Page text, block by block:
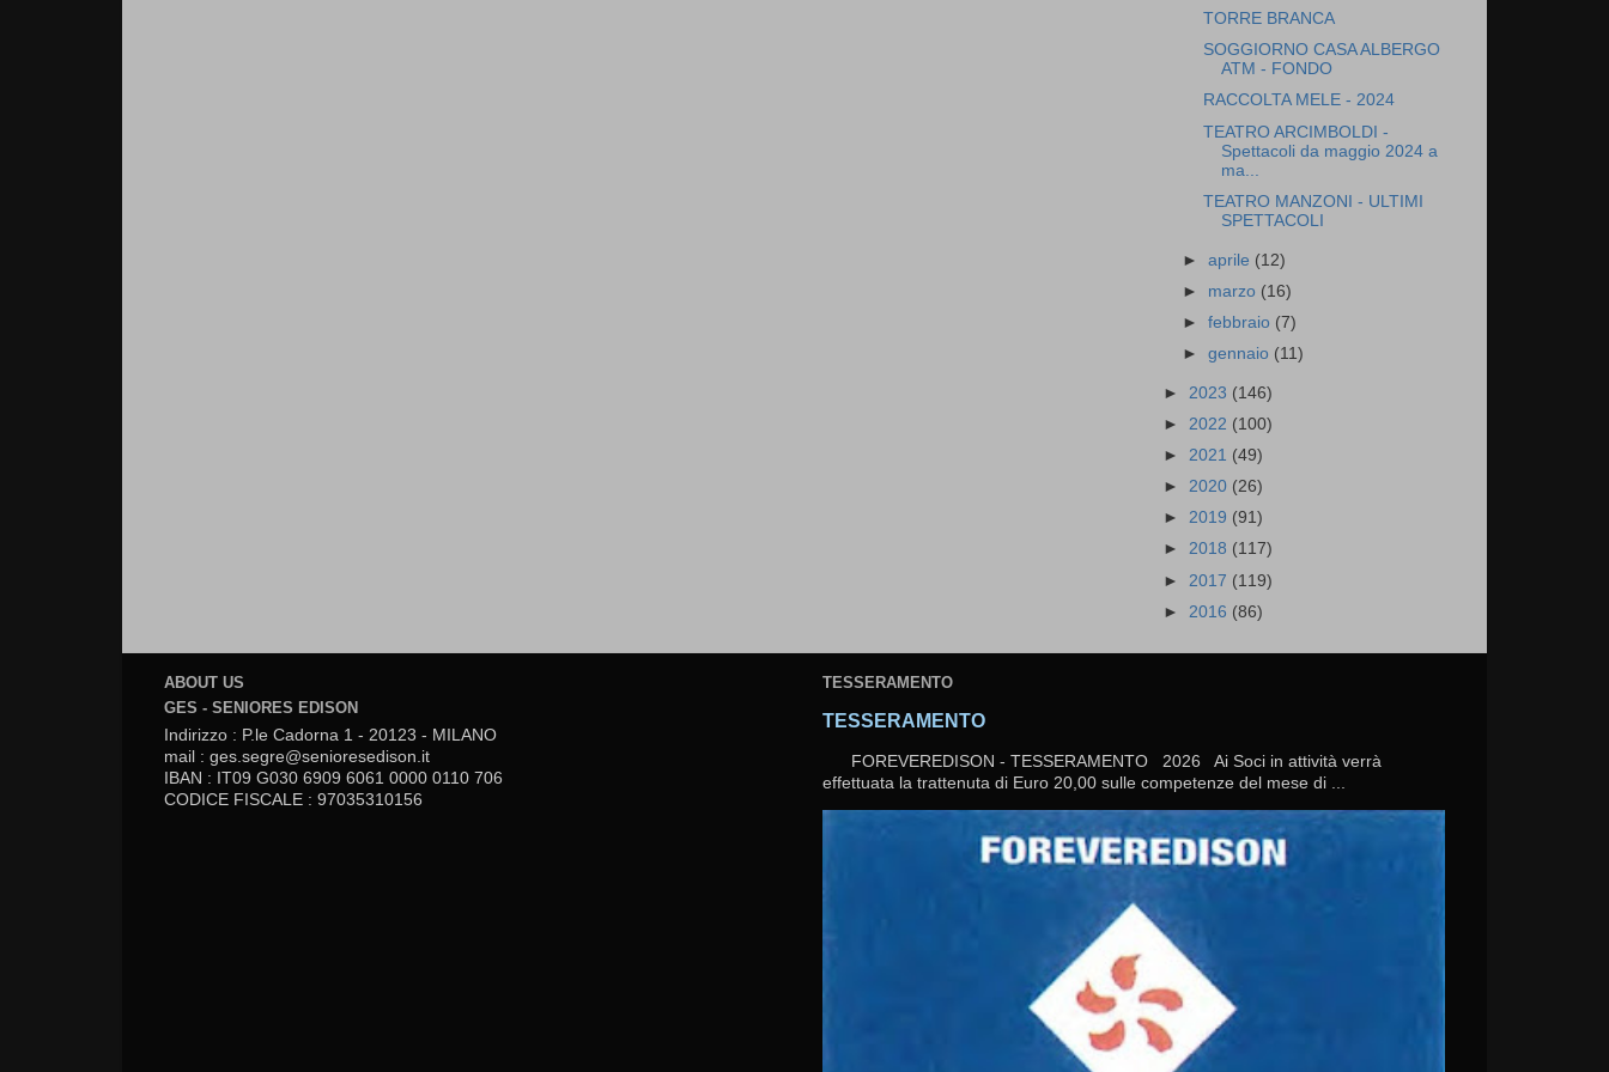
TORRE BRANCA
SOGGIORNO CASA ALBERGO
ATM - FONDO
RACCOLTA MELE - 2024
TEATRO ARCIMBOLDI -
Spettacoli da maggio 2024 a
ma...
TEATRO MANZONI - ULTIMI
SPETTACOLI
►aprile (12)
► marzo (16)
►febbraio (7)
►gennaio (11)
► 2023 (146)
► 2022 (100)
► 2021 (49)
► 2020 (26)
► 2019 (91)
► 2018 (117)
► 2017 (119)
► 2016 (86)
ABOUT US
GES - SENIORES EDISON
Indirizzo : P.le Cadorna 1 - 20123 - MILANO
mail : ges.segre@senioresedison.it
IBAN : IT09 G030 6909 6061 0000 0110 706
CODICE FISCALE : 97035310156
TESSERAMENTO
TESSERAMENTO
FOREVEREDISON - TESSERAMENTO 2026 Ai Soci in attività verrà
effettuata la trattenuta di Euro 20,00 sulle competenze del mese di ...